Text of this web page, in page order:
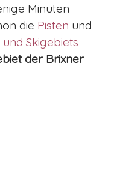
Minuten
die Pisten und
Skigebiets
der Brixner